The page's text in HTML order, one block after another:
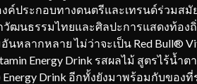
งค์ประกอบทางดนตรีและเทรนด์ร่วมส
วัฒนธรรมไทยและศิลปะการแสดงท้อง
นหลากหลาย ไม่ว่าจะเป็น Red Bull®
Energy Drink รสผลไม้ สูตรไร้น้ำ
Energy Drink อีกทั้งยังมาพร้อมกับของที่